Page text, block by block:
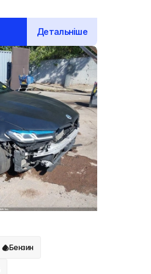
Детальніше
Бензин